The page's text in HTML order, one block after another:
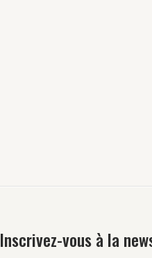
Inscrivez-vous à la